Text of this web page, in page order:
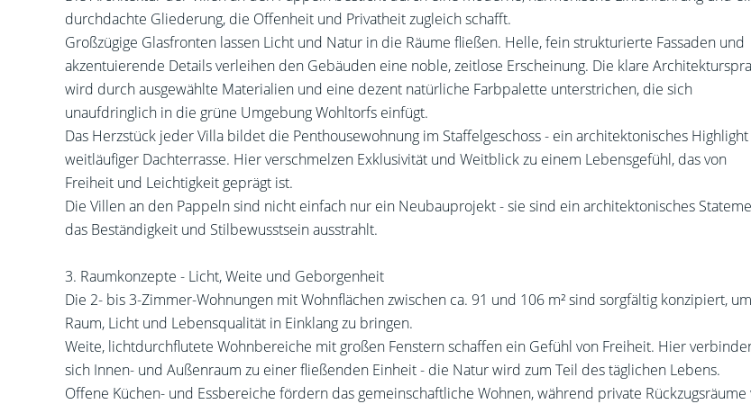
durchdachte Gliederung, die Offenheit und Privatheit zugleich schafft.
Großzügige Glasfronten lassen Licht und Natur in die Räume fließen. Helle, fein strukturierte Fassaden und
akzentuierende Details verleihen den Gebäuden eine noble, zeitlose Erscheinung. Die klare
wird durch ausgewählte Materialien und eine dezent natürliche Farbpalette unterstrichen, die sich
unaufdringlich in die grüne Umgebung Wohltorfs einfügt.
Das Herzstück jeder Villa bildet die Penthousewohnung im Staffelgeschoss - ein architektonisches
weitläufiger Dachterrasse. Hier verschmelzen Exklusivität und Weitblick zu einem Lebensgefühl, das von
Freiheit und Leichtigkeit geprägt ist.
Die Villen an den Pappeln sind nicht einfach nur ein Neubauprojekt - sie sind ein architektonisches
das Beständigkeit und Stilbewusstsein ausstrahlt.
3. Raumkonzepte - Licht, Weite und Geborgenheit
Die 2- bis 3-Zimmer-Wohnungen mit Wohnflächen zwischen ca. 91 und 106 m² sind sorgfältig konzipiert, um
Raum, Licht und Lebensqualität in Einklang zu bringen.
Weite, lichtdurchflutete Wohnbereiche mit großen Fenstern schaffen ein Gefühl von Freiheit. Hier
sich Innen- und Außenraum zu einer fließenden Einheit - die Natur wird zum Teil des täglichen Lebens.
Offene Küchen- und Essbereiche fördern das gemeinschaftliche Wohnen, während private Rückzugsräume